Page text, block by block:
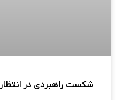
شکست راهبردی در